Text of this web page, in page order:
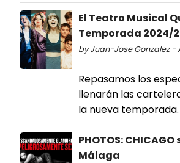
El Teatro Musical
Temporada 2024/
by Juan-Jose Gonzalez -
Repasamos los
llenarán las
la nueva temporada.
PHOTOS:
Málaga